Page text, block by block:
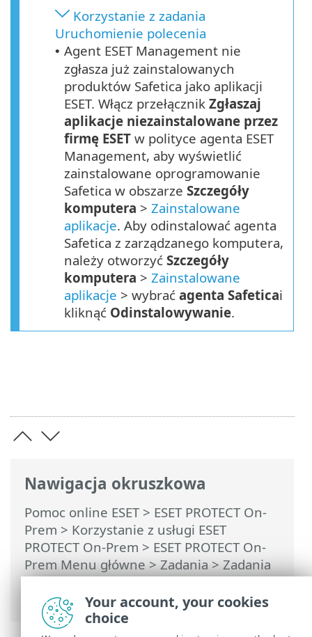
Nawigacja okruszkowa
Pomoc online ESET> ESET PROTECT On-
Prem > Korzystanie z usługi ESET
PROTECT On-Prem > ESET PROTECT On-
Prem Menu główne>Zadania>Zadania
klienta>Instalacja oprogramowania>
Oprogramowanie Safetica
Korzystanie z zadania
Uruchomienie polecenia
• Agent ESET Management nie
zgłasza już zainstalowanych
produktów Safetica jako aplikacji
ESET. Włącz przełącznik Zgłaszaj
aplikacje niezainstalowane przez
firmę ESET w polityce agenta ESET
Management, aby wyświetlić
zainstalowane oprogramowanie
Safetica w obszarze Szczegóły
komputera > Zainstalowane
aplikacje. Aby odinstalować agenta
Safetica z zarządzanego komputera,
należy otworzyć Szczegóły
komputera > Zainstalowane
aplikacje > wybrać agenta Safeticai
kliknąć Odinstalowywanie.
Your account, your cookies
choice